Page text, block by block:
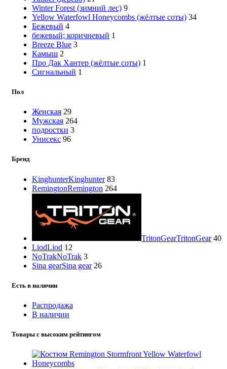
Winter Forest (зимний лес) 9
Yellow Waterfowl Honeycombs (жёлтые соты) 34
Бежевый 4
бежевый; коричневый 1
Вreeze Вlue 3
Камыш 2
Про Дак Хантер (жёлтые соты) 1
Сигнальный 1
Пол
Женская 29
Мужская 264
подростки 3
Унисекс 96
Бренд
KinghunterKinghunter 83
RemingtonRemington 264
TritonGearTritonGear 40
LiodLiod 12
NoTrakNoTrak 3
Sina gearSina gear 26
Есть в наличии
Распродажа
В наличии
Товары с высоким рейтингом